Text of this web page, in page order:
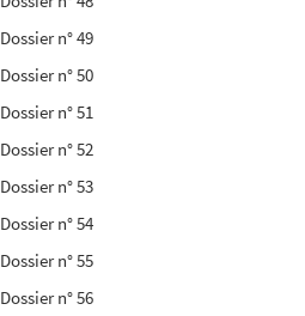
Dossier n° 49
Dossier n° 50
Dossier n° 51
Dossier n° 52
Dossier n° 53
Dossier n° 54
Dossier n° 55
Dossier n° 56